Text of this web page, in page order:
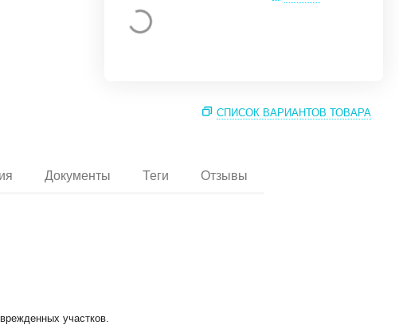
СПИСОК ВАРИАНТОВ ТОВАРА
Документы Теги Отзывы
участков.